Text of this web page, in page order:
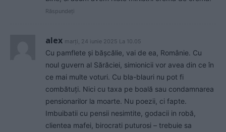
Răspundeți
alex marți, 24 iunie 2025 La 10.05
Cu pamflete și bășcălie, vai de ea, Românie. Cu
noul guvern al Sărăciei, simionicii vor avea din ce în
ce mai multe voturi. Cu bla-blauri nu pot fi
combătuți. Nici cu taxa pe boală sau condamnarea
pensionarilor la moarte. Nu poezii, ci fapte.
Imbuibatii cu pensii nesimtite, godacii in robă,
clientea mafei, birocrati puturosi – trebuie sa